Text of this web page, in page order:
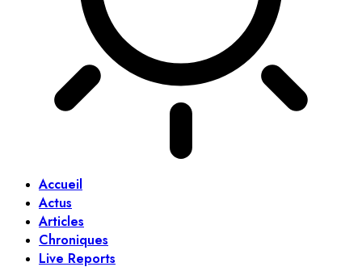
Accueil
Actus
Articles
Chroniques
Live Reports